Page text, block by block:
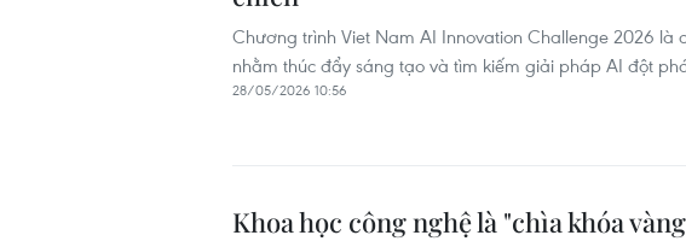
Chương trình Viet Nam AI Innovation Challenge 2026 là
nhằm thúc đẩy sáng tạo và tìm kiếm giải pháp AI đột
28/05/2026 10:56
Khoa học công nghệ là "chìa khóa